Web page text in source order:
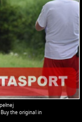
the original in